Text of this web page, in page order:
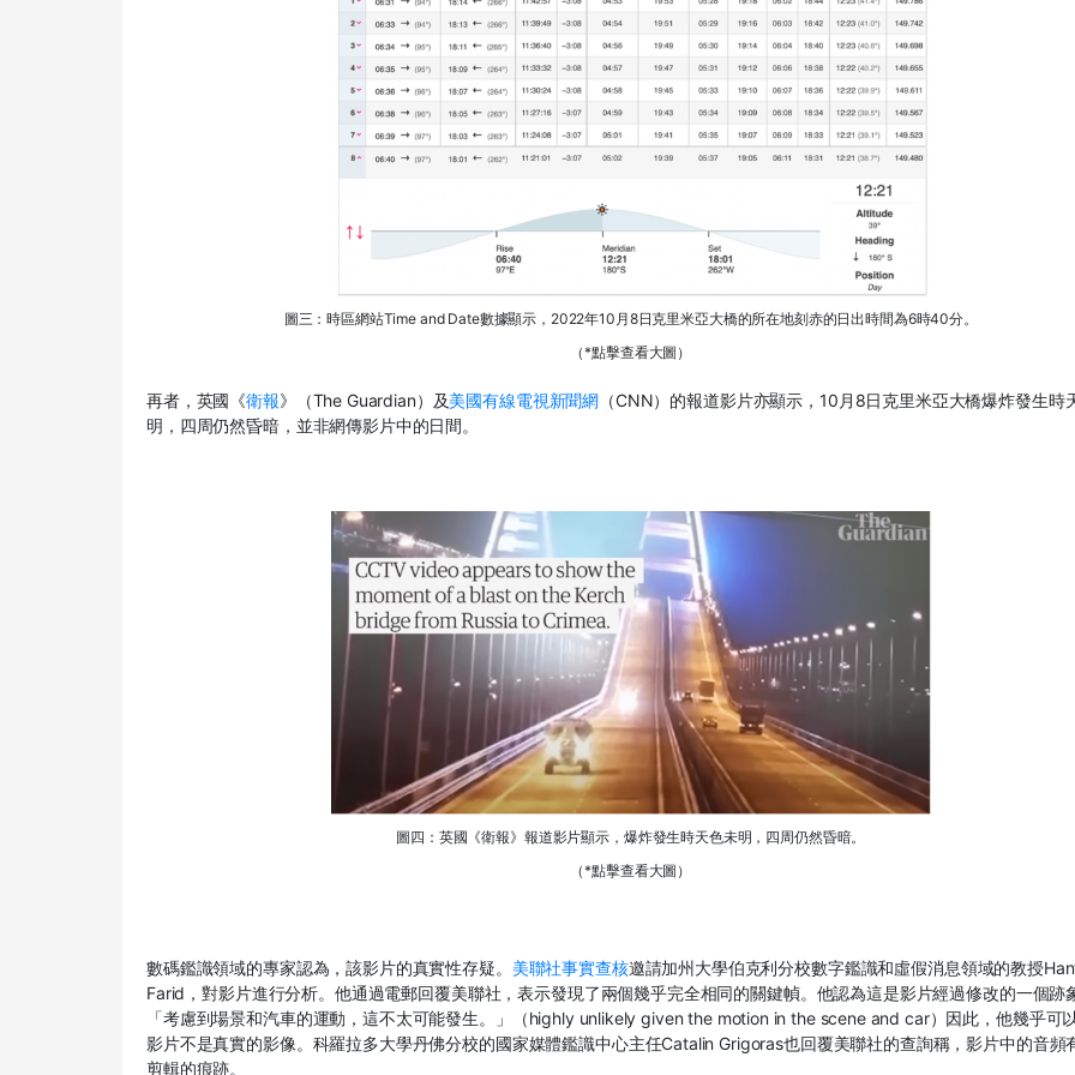
圖三：時區網站Time and Date數據顯示，2022年10月8日克里米亞大橋的所在地刻赤的日出時間為6時40分。
（*點擊查看大圖）
再者，英國《衛報》（The Guardian）及美國有線電視新聞網 （CNN）的報道影片亦顯示，10月8日克里米亞大橋爆炸發生時
明，四周仍然昏暗，並非網傳影片中的日間。
圖四：英國《衛報》報道影片顯示，爆炸發生時天色未明，四周仍然昏暗。
（*點擊查看大圖）
數碼鑑識領域的專家認為，該影片的真實性存疑。 美聯社事實查核邀請加州大學伯克利分校數字鑑識和虛假消息領域的教授
Farid，對影片進行分析。他通過電郵回覆美聯社，表示發現了兩個幾乎完全相同的關鍵幀。他認為這是影片經過修改的一個跡
「考慮到場景和汽車的運動，這不太可能發生。」（highly unlikely given the motion in the scene and car）因此，他幾乎可
影片不是真實的影像。科羅拉多大學丹佛分校的國家媒體鑑識中心主任Catalin Grigoras也回覆美聯社的查詢稱，影片中的音頻
剪輯的痕跡。